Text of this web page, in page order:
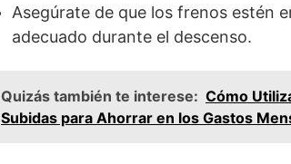
Asegúrate de que los frenos estén
adecuado durante el descenso.
Quizás también te interese: Cómo
Subidas para Ahorrar en los Gastos